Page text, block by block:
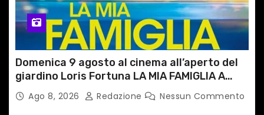
Domenica 9 agosto al cinema all’aperto del
giardino Loris Fortuna LA MIA FAMIGLIA A
TAIPEIAgo 8, 2026 Redazione Nessun Commento